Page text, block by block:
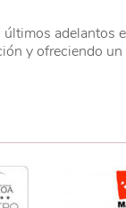
adelantos
y ofreciendo